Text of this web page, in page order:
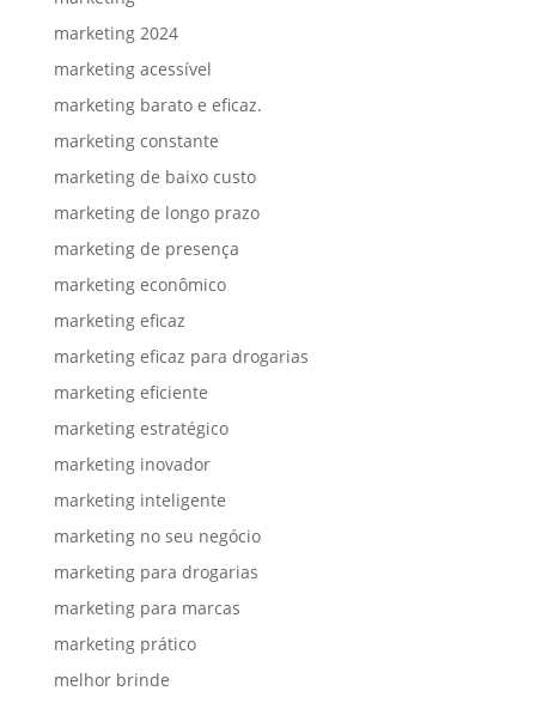
marketing 2024
marketing acessível
marketing barato e eficaz.
marketing constante
marketing de baixo custo
marketing de longo prazo
marketing de presença
marketing econômico
marketing eficaz
marketing eficaz para drogarias
marketing eficiente
marketing estratégico
marketing inovador
marketing inteligente
marketing no seu negócio
marketing para drogarias
marketing para marcas
marketing prático
melhor brinde